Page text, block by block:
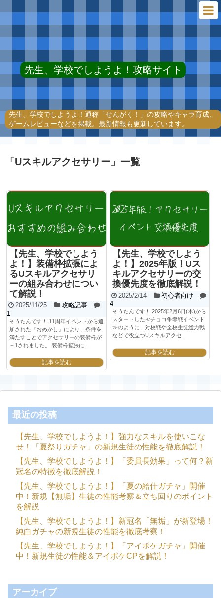
先生、学校でしようよ！攻略サイト
先生、学校でしようよ！通称「せんがく！」の攻略やキャラ育成、
ゲームレビューなどを掲載。最新情報も更新しています。
「 Uスキルアクセサリー 」 一覧
【先生、学校でしよう
よ！】装備枠拡張によ
るUスキルアクセサリ
ーの組み合わせについ
て解説！
2025/11/25
攻略記事
1
そうたんです！ 11周年イベントから追
加された『おめかし』により、条件を
満たすことでアクセサリーの装備枠が
＋1されました。 装備枠拡張に...
記事を読む
【先生、学校でしよう
よ！】2025年版！Uス
キルアクセサリーの交
換優先度を徹底解説！
2025/2/14
初心者向け
4
そうたんです！ 2025年2月6日(木)から
スタートした≪チョコ争奪戦イベント
≫のように、対校戦や全校生徒総力戦
などで役立つUスキルアクセ...
記事を読む
最近の投稿
【先生、学校でしようよ！】強力なスキルを使いこな
せ！「夏祭りガチャ」の新規生徒の性能を徹底解説！
【先生、学校でしようよ！】「委員長効果」って何？新
冠名の特徴を徹底解説！
【先生、学校でしようよ！】「夏の給仕ガチャ」開催
中！新規【無垢】生徒の性能考察＆立ち回りのポイント
を解説
【先生、学校でしようよ！】新冠名「無垢」が新登場！
純白ガチャの新規生徒の性能を徹底考察！
【先生、学校でしようよ！】「アイポケガチャ」開催
中！新規生徒の性能＆アイポケCPを解説！
アーカイブ